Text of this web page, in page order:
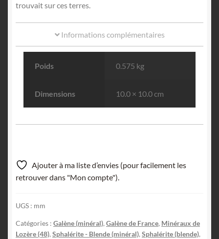
trouvait sur ces terres.
Informations complémentaires
Poids 0.575 kg
Dimensions 10.0 × 10.0 cm
Ajouter à ma liste d’envies (pour facilement les
retrouver dans "Mon compte").
UGS : mm
Catégories : Galène (minéral), Galène de France, Minéraux de
Lozère (48), Sphalérite - Blende (minéral), Sphalérite (blende),